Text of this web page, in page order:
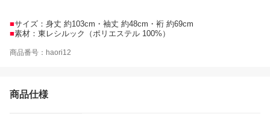
■サイズ：身丈 約103cm・袖丈 約48cm・裄 約69cm
■素材：東レシルック（ポリエステル 100%）
商品番号：haori12
商品仕様